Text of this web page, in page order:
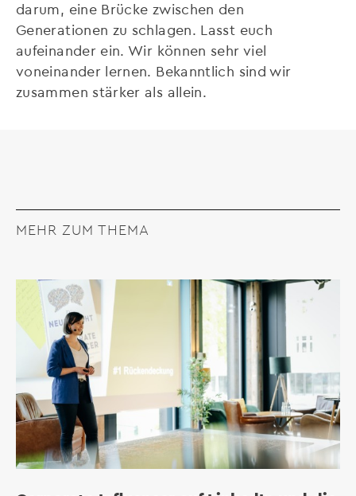
darum, eine Brücke zwischen den
Generationen zu schlagen. Lasst euch
aufeinander ein. Wir können sehr viel
voneinander lernen. Bekanntlich sind wir
zusammen stärker als allein.
MEHR ZUM THEMA